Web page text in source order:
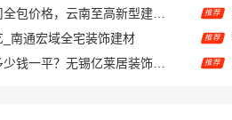
南通宏域全宅装饰建材
推荐
推荐
推荐